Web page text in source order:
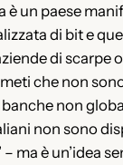
è un paese
di bit e
di
che non
non
non sono
– ma è un’idea